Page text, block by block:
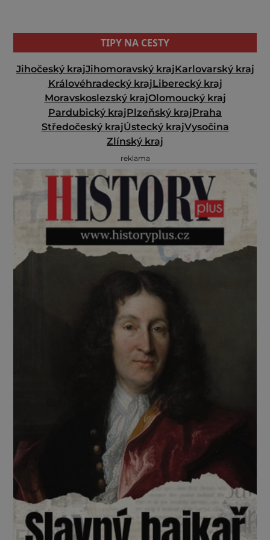
TIPY NA CESTY
Jihočeský krajJihomoravský krajKarlovarský kraj
Královéhradecký krajLiberecký kraj
Moravskoslezský krajOlomoucký kraj
Pardubický krajPlzeňský krajPraha
Středočeský krajÚstecký krajVysočina
Zlínský kraj
reklama